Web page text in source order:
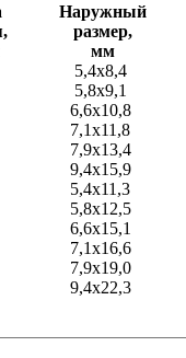
Наружный
размер,
мм
5,4x8,4
5,8x9,1
6,6x10,8
7,1x11,8
7,9x13,4
9,4x15,9
5,4x11,3
5,8x12,5
6,6x15,1
7,1x16,6
7,9x19,0
9,4x22,3